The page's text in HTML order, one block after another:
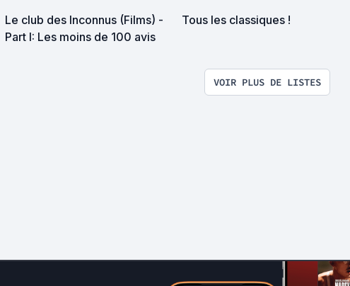
Le club des Inconnus (Films) -
Part I: Les moins de 100 avis
Tous les classiques !
VOIR PLUS DE LISTES